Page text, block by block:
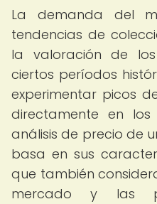
La demanda del
tendencias de
la valoración de
ciertos períodos
experimentar picos
directamente en
análisis de precio de
basa en sus
que también
mercado y las